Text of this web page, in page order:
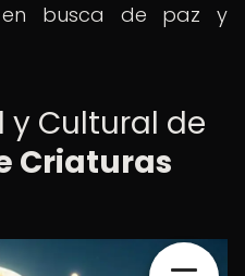
en busca de paz y
Cultural de
Criaturas